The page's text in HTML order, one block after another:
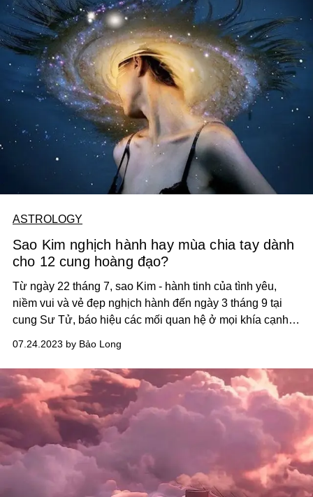
ASTROLOGY
Sao Kim nghịch hành hay mùa chia tay dành
cho 12 cung hoàng đạo?
Từ ngày 22 tháng 7, sao Kim - hành tinh của tình yêu,
niềm vui và vẻ đẹp nghịch hành đến ngày 3 tháng 9 tại
cung Sư Tử, báo hiệu các mối quan hệ ở mọi khía cạnh
07.24.2023 by Bảo Long